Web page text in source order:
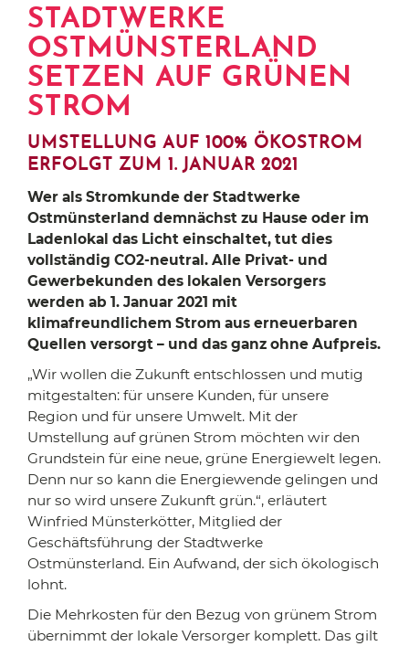
STADTWERKE
OSTMÜNSTERLAND
SETZEN AUF GRÜNEN
STROM
UMSTELLUNG AUF 100% ÖKOSTROM
ERFOLGT ZUM 1. JANUAR 2021
Wer als Stromkunde der Stadtwerke
Ostmünsterland demnächst zu Hause oder im
Ladenlokal das Licht einschaltet, tut dies
vollständig CO2-neutral. Alle Privat- und
Gewerbekunden des lokalen Versorgers
werden ab 1. Januar 2021 mit
klimafreundlichem Strom aus erneuerbaren
Quellen versorgt – und das ganz ohne Aufpreis.
„Wir wollen die Zukunft entschlossen und mutig
mitgestalten: für unsere Kunden, für unsere
Region und für unsere Umwelt. Mit der
Umstellung auf grünen Strom möchten wir den
Grundstein für eine neue, grüne Energiewelt legen.
Denn nur so kann die Energiewende gelingen und
nur so wird unsere Zukunft grün.“, erläutert
Winfried Münsterkötter, Mitglied der
Geschäftsführung der Stadtwerke
Ostmünsterland. Ein Aufwand, der sich ökologisch
lohnt.
Die Mehrkosten für den Bezug von grünem Strom
übernimmt der lokale Versorger komplett. Das gilt